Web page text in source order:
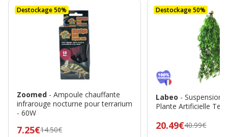
Destockage 50%
Zoomed - Ampoule chauffante
infrarouge nocturne pour terrarium
- 60W
Prix
7.25€14.50€
Destockage 50%
Labeo - Suspension
Plante Artificielle
Prix
20.49€40.99€